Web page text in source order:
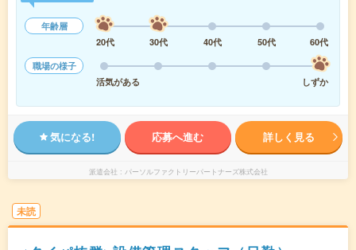
年齢層
20代
30代 40代 50代
60代
職場の様子
活気がある
しずか
気になる! 応募へ進む 詳しく見る
派遣会社 パーソルファクトリーパートナーズ株式会社
未読